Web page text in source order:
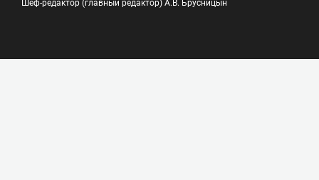
Шеф-редактор (главный редактор) А.В. Брусницын